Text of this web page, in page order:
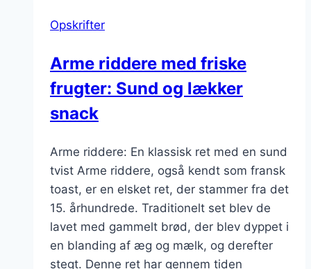
Opskrifter
Arme riddere med friske
frugter: Sund og lækker
snack
Arme riddere: En klassisk ret med en sund
tvist Arme riddere, også kendt som fransk
toast, er en elsket ret, der stammer fra det
15. århundrede. Traditionelt set blev de
lavet med gammelt brød, der blev dyppet i
en blanding af æg og mælk, og derefter
stegt. Denne ret har gennem tiden